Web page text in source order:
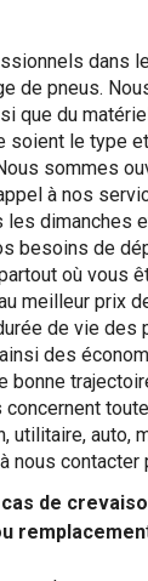
dans
de pneus.
que du
soient le type
sommes
à nos
les dimanches
besoins de
où vous
meilleur prix
de vie des
des
bonne
utilitaire, auto,
nous contacter
de
remplacemen